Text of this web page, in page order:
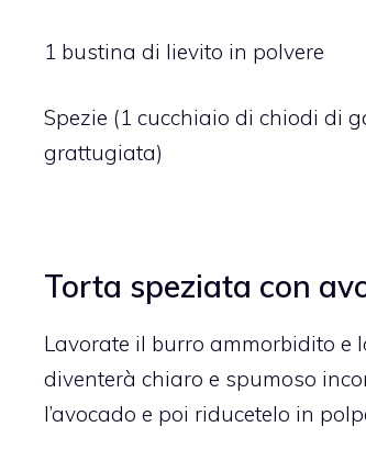
1 bustina di lievito in polvere
Spezie (1 cucchiaio di chiodi di
grattugiata)
Torta speziata con
Lavorate il burro ammorbidito e
diventerà chiaro e spumoso
l’avocado e poi riducetelo in